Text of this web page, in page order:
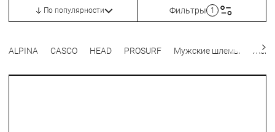
По популярности Фильтры 1
ALPINA CASCO HEAD PROSURF Мужские шлемы